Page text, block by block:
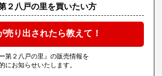
２八戸の里を買いたい方
売り出されたら教えて！
第２八戸の里』の販売情報を
にお知らせいたします。